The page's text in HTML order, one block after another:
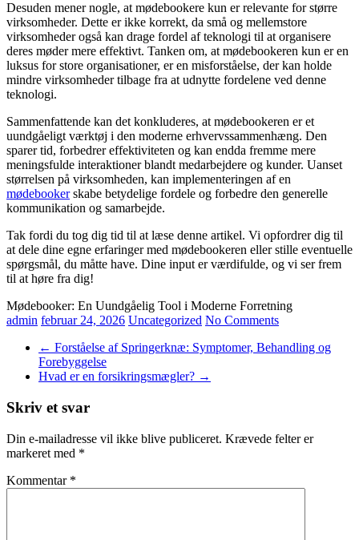
Desuden mener nogle, at mødebookere kun er relevante for større
virksomheder. Dette er ikke korrekt, da små og mellemstore
virksomheder også kan drage fordel af teknologi til at organisere
deres møder mere effektivt. Tanken om, at mødebookeren kun er en
luksus for store organisationer, er en misforståelse, der kan holde
mindre virksomheder tilbage fra at udnytte fordelene ved denne
teknologi.
Sammenfattende kan det konkluderes, at mødebookeren er et
uundgåeligt værktøj i den moderne erhvervssammenhæng. Den
sparer tid, forbedrer effektiviteten og kan endda fremme mere
meningsfulde interaktioner blandt medarbejdere og kunder. Uanset
størrelsen på virksomheden, kan implementeringen af en
mødebookerskabe betydelige fordele og forbedre den generelle
kommunikation og samarbejde.
Tak fordi du tog dig tid til at læse denne artikel. Vi opfordrer dig til
at dele dine egne erfaringer med mødebookeren eller stille eventuelle
spørgsmål, du måtte have. Dine input er værdifulde, og vi ser frem
til at høre fra dig!
Mødebooker: En Uundgåelig Tool i Moderne Forretning
admin februar 24, 2026 Uncategorized No Comments
← Forståelse af Springerknæ: Symptomer, Behandling og
Forebyggelse
Hvad er en forsikringsmægler? →
Skriv et svar
Din e-mailadresse vil ikke blive publiceret. Krævede felter er
markeret med *
Kommentar *